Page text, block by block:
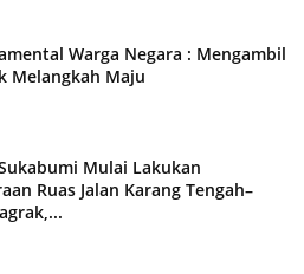
Warga Negara : Mengambil
Melangkah Maju
Mulai Lakukan
Ruas Jalan Karang Tengah–